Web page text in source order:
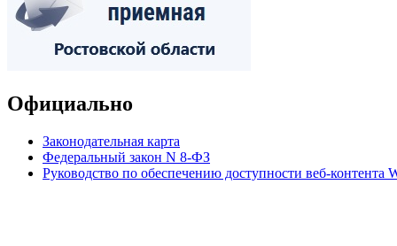
Официально
Законодательная карта
Федеральный закон N 8-ФЗ
Руководство по обеспечению доступности веб-контента